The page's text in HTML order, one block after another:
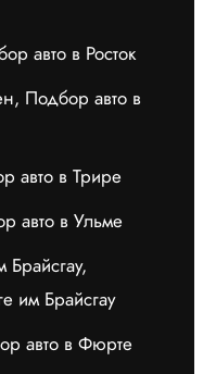
авто в Росток
Подбор авто в
авто в Трире
авто в Ульме
им Брайсгау
авто в Фюрте